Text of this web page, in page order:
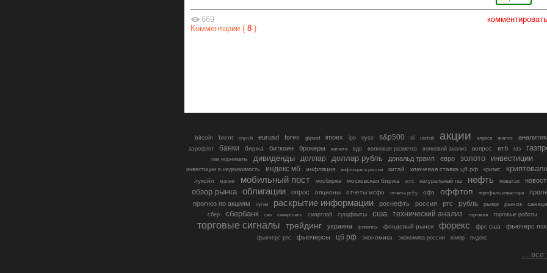
комментировать
669
Комментарии ( 8 )
bitcoin brent cnyrub eurusd forex gbpusd imoex ipo nyse s&p500 si usdrub акции алроса анализ
аэрофлот банки биржа биткоин брокеры валюта вдо волновая разметка волновой анализ вопрос втб газ
гмк норникель дивиденды доллар доллар рубль дональд трамп евро золото инвестиции
инвестиции в недвижимость индекс мб инфляция инфляция в россии китай ключевая ставка цб рф кризис
лукойл магнит мобильный пост мосбиржа московская биржа мтс натуральный газ нефть новатэк
обзор рынка облигации опрос опционы отчеты мсфо отчеты рсбу офз оффтоп портфель инвестора
прогноз по акциям
путин раскрытие информации роснефть россия ртс рубль рынки рынок
сбер сбербанк сво северсталь смартлаб сущфакты сша технический анализ торговля торговые роботы
торговые сигналы трейдинг украина финансы фондовый рынок форекс фрс сша фьючерс mix
фьючерс ртс фьючерсы цб рф экономика экономика россии юмор яндекс
....все